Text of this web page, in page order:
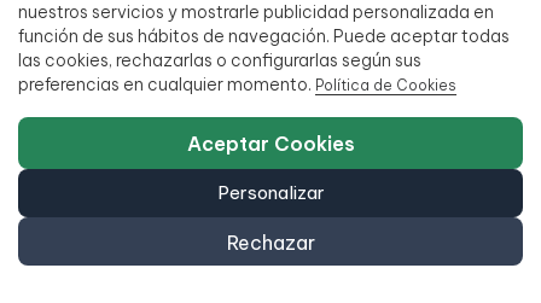
nuestros servicios y mostrarle publicidad personalizada en
función de sus hábitos de navegación. Puede aceptar todas
las cookies, rechazarlas o configurarlas según sus
preferencias en cualquier momento. Política de Cookies
Rechazar
Personalizar
Aceptar Cookies
Mis pedidos
Tramitar garantía (RMA)
Términos legales
Aviso legal
Condiciones de venta